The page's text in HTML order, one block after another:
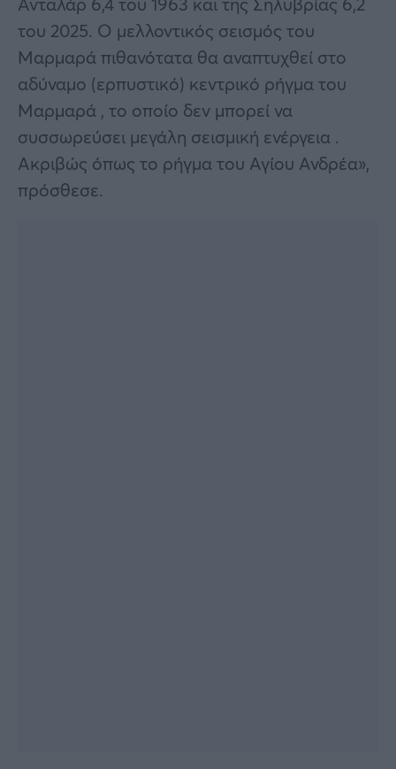
του 2025. Ο μελλοντικός σεισμός του
Μαρμαρά πιθανότατα θα αναπτυχθεί στο
αδύναμο (ερπυστικό) κεντρικό ρήγμα του
Μαρμαρά , το οποίο δεν μπορεί να
συσσωρεύσει μεγάλη σεισμική ενέργεια .
Ακριβώς όπως το ρήγμα του Αγίου Ανδρέα»,
πρόσθεσε.